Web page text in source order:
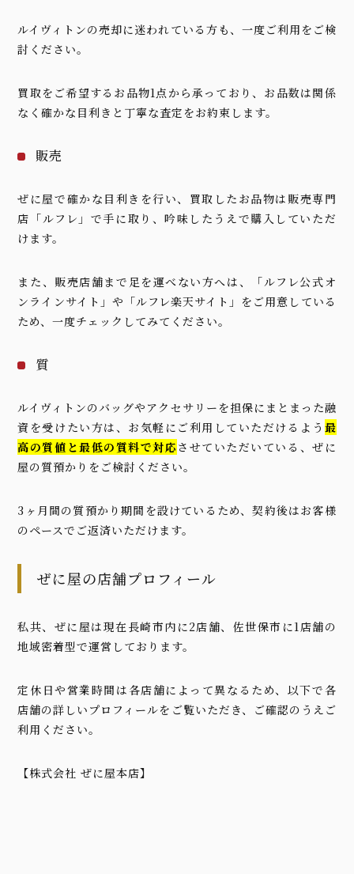
ルイヴィトンの売却に迷われている方も、一度ご利用をご検
討ください。
買取をご希望するお品物1点から承っており、お品数は関係
なく確かな目利きと丁寧な査定をお約束します。
販売
ぜに屋で確かな目利きを行い、買取したお品物は販売専門
店「ルフレ」で手に取り、吟味したうえで購入していただ
けます。
また、販売店舗まで足を運べない方へは、「ルフレ公式オ
ンラインサイト 」や「ルフレ楽天サイト 」をご用意している
ため、一度チェックしてみてください。
質
ルイヴィトンのバッグやアクセサリーを担保にまとまった融
資を受けたい方は、お気軽にご利用していただけるよう 最
高の質値と最低の質料で対応 させていただいている、ぜに
屋の質預かりをご検討ください。
3ヶ月間の質預かり期間を設けているため、契約後はお客様
のペースでご返済いただけます。
ぜに屋の店舗プロフィール
私共、ぜに屋は現在長崎市内に2店舗、佐世保市に1店舗の
地域密着型で運営しております。
定休日や営業時間は各店舗によって異なるため、以下で各
店舗の詳しいプロフィールをご覧いただき、ご確認のうえご
利用ください。
【株式会社 ぜに屋本店】